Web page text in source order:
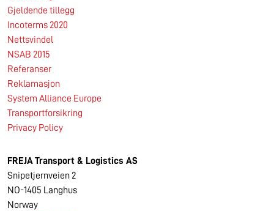
Gjeldende tillegg
Incoterms 2020
Nettsvindel
NSAB 2015
Referanser
Reklamasjon
System Alliance Europe
Transportforsikring
Privacy Policy
FREJATransport & Logistics AS
Snipetjernveien 2
NO-1405 Langhus
Norway